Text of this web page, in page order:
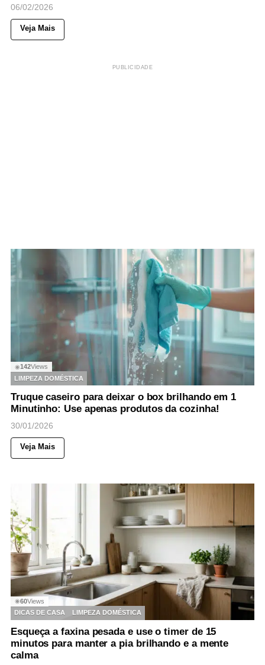
06/02/2026
Veja Mais
PUBLICIDADE
◉142Views
LIMPEZA DOMÉSTICA
Truque caseiro para deixar o box brilhando em 1
Minutinho: Use apenas produtos da cozinha!
30/01/2026
Veja Mais
◉60Views
DICAS DE CASA
LIMPEZA DOMÉSTICA
Esqueça a faxina pesada e use o timer de 15
minutos para manter a pia brilhando e a mente
calma